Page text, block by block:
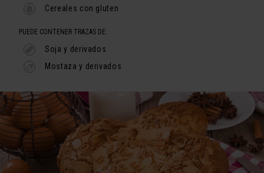
Cereales con gluten
PUEDE CONTENER TRAZAS DE:
Soja y derivados
Mostaza y derivados